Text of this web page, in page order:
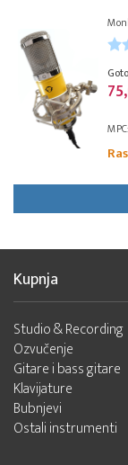
Kupnja
Studio & Recording
Ozvučenje
Gitare i bass gitare
Klavijature
Bubnjevi
Ostali instrumenti